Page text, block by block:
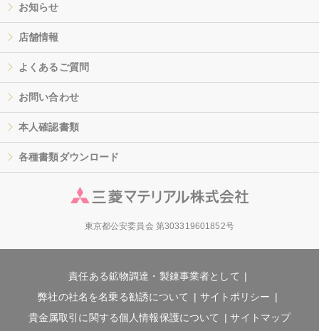
お知らせ
店舗情報
よくあるご質問
お問い合わせ
本人確認書類
各種書類ダウンロード
東京都公安委員会 第303319601852号
責任ある鉱物調達・製錬事業者として
弊社の社名を名乗る勧誘について
サイトポリシー
貴金属取引に関する個人情報保護について
サイトマップ